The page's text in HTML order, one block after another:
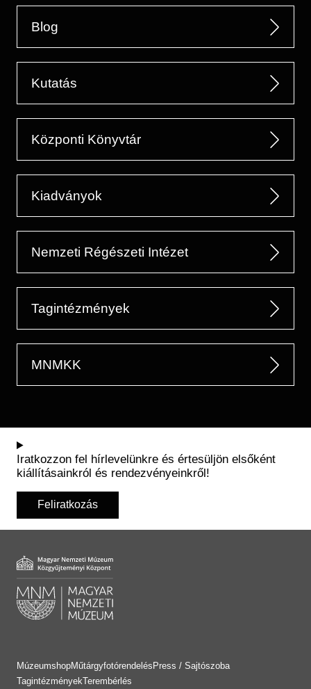
Blog
Kutatás
Központi Könyvtár
Kiadványok
Nemzeti Régészeti Intézet
Tagintézmények
MNMKK
Iratkozzon fel hírlevelünkre és értesüljön elsőként
kiállításainkról és rendezvényeinkről!
Feliratkozás
MúzeumshopMűtárgyfotórendelés Press / Sajtószoba
TagintézményekTerembérlés